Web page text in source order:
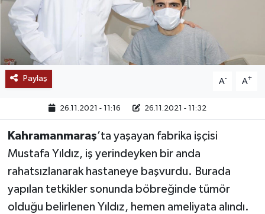
Paylaş A- A+
26.11.2021 - 11:16 26.11.2021 - 11:32
Kahramanmaraş’ta yaşayan fabrika işçisi
Mustafa Yıldız, iş yerindeyken bir anda
rahatsızlanarak hastaneye başvurdu. Burada
yapılan tetkikler sonunda böbreğinde tümör
olduğu belirlenen Yıldız, hemen ameliyata alındı.
BÖLGE
KEŞFET
POPÜLER
DÜNYA
MEDYA
OTOMOTİV